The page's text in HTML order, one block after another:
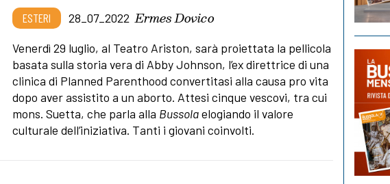
ESTERI 28_07_2022 Ermes Dovico
Venerdì 29 luglio, al Teatro Ariston, sarà proiettata la pellicola
basata sulla storia vera di Abby Johnson, l’ex direttrice di una
clinica di Planned Parenthood convertitasi alla causa pro vita
dopo aver assistito a un aborto. Attesi cinque vescovi, tra cui
mons. Suetta, che parla alla Bussolaelogiando il valore
culturale dell’iniziativa. Tanti i giovani coinvolti.